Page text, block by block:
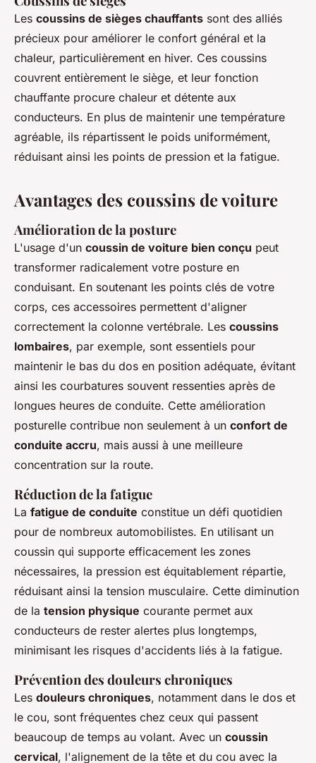
Les coussins de sièges chauffants sont des alliés
précieux pour améliorer le confort général et la
chaleur, particulièrement en hiver. Ces coussins
couvrent entièrement le siège, et leur fonction
chauffante procure chaleur et détente aux
conducteurs. En plus de maintenir une température
agréable, ils répartissent le poids uniformément,
réduisant ainsi les points de pression et la fatigue.
Avantages des coussins de voiture
Amélioration de la posture
L'usage d'un coussin de voiture bien conçu peut
transformer radicalement votre posture en
conduisant. En soutenant les points clés de votre
corps, ces accessoires permettent d'aligner
correctement la colonne vertébrale. Les coussins
lombaires, par exemple, sont essentiels pour
maintenir le bas du dos en position adéquate, évitant
ainsi les courbatures souvent ressenties après de
longues heures de conduite. Cette amélioration
posturelle contribue non seulement à un confort de
conduite accru, mais aussi à une meilleure
concentration sur la route.
Réduction de la fatigue
La fatigue de conduite constitue un défi quotidien
pour de nombreux automobilistes. En utilisant un
coussin qui supporte efficacement les zones
nécessaires, la pression est équitablement répartie,
réduisant ainsi la tension musculaire. Cette diminution
de la tension physique courante permet aux
conducteurs de rester alertes plus longtemps,
minimisant les risques d'accidents liés à la fatigue.
Prévention des douleurs chroniques
Les douleurs chroniques, notamment dans le dos et
le cou, sont fréquentes chez ceux qui passent
beaucoup de temps au volant. Avec un coussin
cervical, l'alignement de la tête et du cou avec la